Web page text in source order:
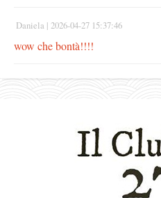
Daniela | 2026-04-27 15:37:46
wow che bontà!!!!